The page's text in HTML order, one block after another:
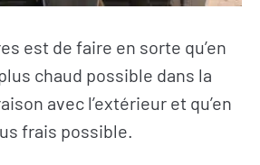
est de faire en sorte qu’en
chaud possible dans la
avec l’extérieur et qu’en
frais possible.